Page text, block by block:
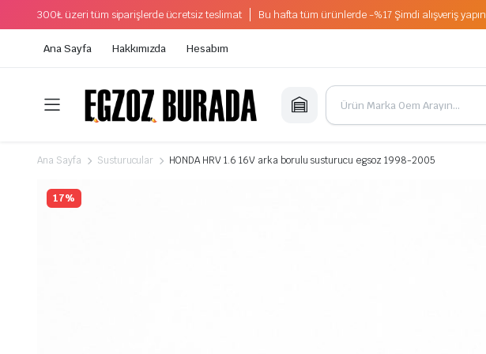
300₺ üzeri tüm siparişlerde ücretsiz teslimat Bu hafta tüm ürünlerde -%17 Şimdi alışveriş yapın
Ana Sayfa Hakkımızda Hesabım
Ana Sayfa Susturucular HONDA HRV 1.6 16V arka borulu susturucu egsoz 1998-2005
17%